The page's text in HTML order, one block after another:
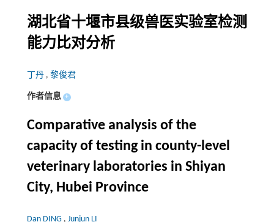
湖北省十堰市县级兽医实验室检测
能力比对分析
丁丹 , 黎俊君
作者信息 +
Comparative analysis of the
capacity of testing in county-level
veterinary laboratories in Shiyan
City, Hubei Province
Dan DING , Junjun LI